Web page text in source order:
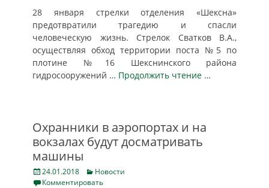
28 января стрелки отделения «Шексна»
предотвратили трагедию и спасли
человеческую жизнь. Стрелок Сватков В.А.,
осуществляя обход территории поста №5 по
плотине №16 Шекснинского района
гидросооружений … Продолжить чтение …
Охранники в аэропортах и на
вокзалах будут досматривать
машины
Posted
on
24.01.2018 Categories
Новости
Комментировать